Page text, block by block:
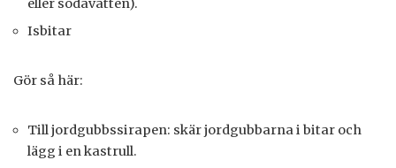
eller sodavatten).
Isbitar
Gör så här:
Till jordgubbssirapen: skär jordgubbarna i bitar och
lägg i en kastrull.